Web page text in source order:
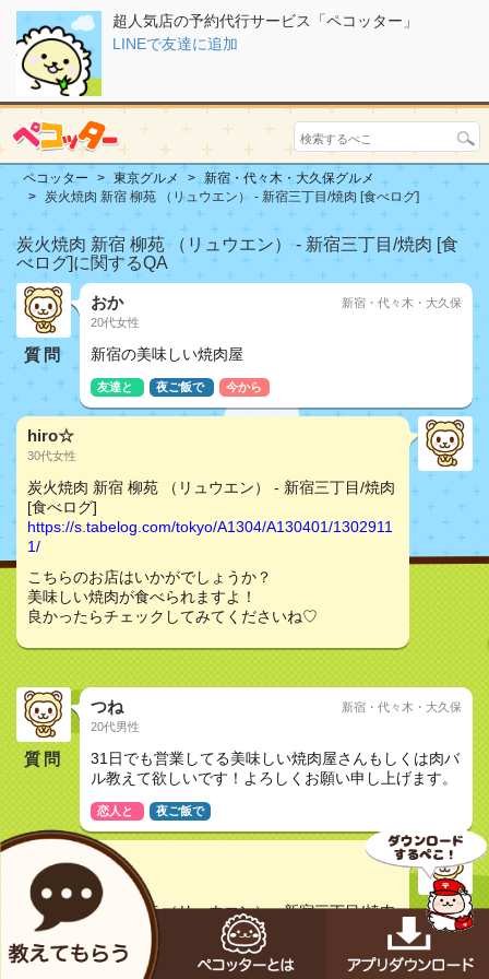
超人気店の予約代行サービス「ペコッター」
LINEで友達に追加
ペコッター 東京グルメ
新宿・代々木・大久保グルメ
炭火焼肉 新宿 柳苑 （リュウエン） - 新宿三丁目/焼肉 [食べログ]
炭火焼肉 新宿 柳苑 （リュウエン） - 新宿三丁目/焼肉 [食
べログ]に関するQA
質問
おか
20代女性
新宿・代々木・大久保
新宿の美味しい焼肉屋
友達と 夜ご飯で 今から
hiro☆
30代女性
炭火焼肉 新宿 柳苑 （リュウエン） - 新宿三丁目/焼肉
[食べログ]
https://s.tabelog.com/tokyo/A1304/A130401/1302911
1/
こちらのお店はいかがでしょうか？
美味しい焼肉が食べられますよ！
良かったらチェックしてみてくださいね♡
質問
つね
20代男性
新宿・代々木・大久保
31日でも営業してる美味しい焼肉屋さんもしくは肉バ
ル教えて欲しいです！よろしくお願い申し上げます。
恋人と 夜ご飯で
ゆいP
30代女性
炭火焼肉 新宿 柳苑 （リュウエン） - 新宿三丁目/焼肉
[食べログ]
https://s.tabelog.com/tokyo/A1304/A130401/1302911